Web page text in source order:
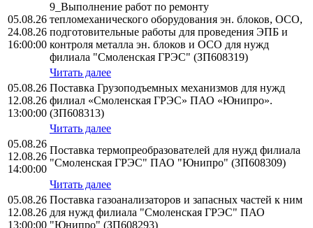
05.08.26
24.08.26
16:00:00
9_Выполнение работ по ремонту
тепломеханического оборудования эн. блоков, ОСО,
подготовительные работы для проведения ЭПБ и
контроля металла эн. блоков и ОСО для нужд
филиала "Смоленская ГРЭС" (ЗП608319)
Читать далее
05.08.26
12.08.26
13:00:00
Поставка Грузоподъемных механизмов для нужд
филиал «Смоленская ГРЭС» ПАО «Юнипро».
(ЗП608313)
Читать далее
05.08.26
12.08.26
14:00:00
Поставка термопреобразователей для нужд филиала
"Смоленская ГРЭС" ПАО "Юнипро" (ЗП608309)
Читать далее
05.08.26
12.08.26
13:00:00
Поставка газоанализаторов и запасных частей к ним
для нужд филиала "Смоленская ГРЭС" ПАО
"Юнипро" (ЗП608293)